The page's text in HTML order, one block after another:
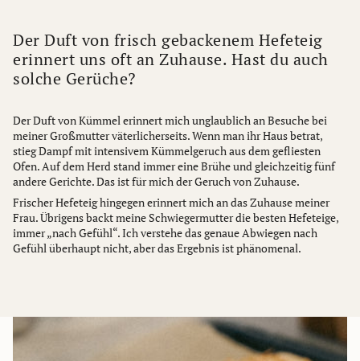
Der Duft von frisch gebackenem Hefeteig
erinnert uns oft an Zuhause. Hast du auch
solche Gerüche?
Der Duft von Kümmel erinnert mich unglaublich an Besuche bei
meiner Großmutter väterlicherseits. Wenn man ihr Haus betrat,
stieg Dampf mit intensivem Kümmelgeruch aus dem gefliesten
Ofen. Auf dem Herd stand immer eine Brühe und gleichzeitig fünf
andere Gerichte. Das ist für mich der Geruch von Zuhause.
Frischer Hefeteig hingegen erinnert mich an das Zuhause meiner
Frau. Übrigens backt meine Schwiegermutter die besten Hefeteige,
immer „nach Gefühl“. Ich verstehe das genaue Abwiegen nach
Gefühl überhaupt nicht, aber das Ergebnis ist phänomenal.